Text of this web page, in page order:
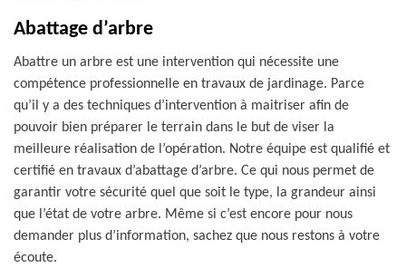
Abattage d’arbre
Abattre un arbre est une intervention qui nécessite une
compétence professionnelle en travaux de jardinage. Parce
qu’il y a des techniques d’intervention à maitriser afin de
pouvoir bien préparer le terrain dans le but de viser la
meilleure réalisation de l’opération. Notre équipe est qualifié et
certifié en travaux d’abattage d’arbre. Ce qui nous permet de
garantir votre sécurité quel que soit le type, la grandeur ainsi
que l’état de votre arbre. Même si c’est encore pour nous
demander plus d’information, sachez que nous restons à votre
écoute.